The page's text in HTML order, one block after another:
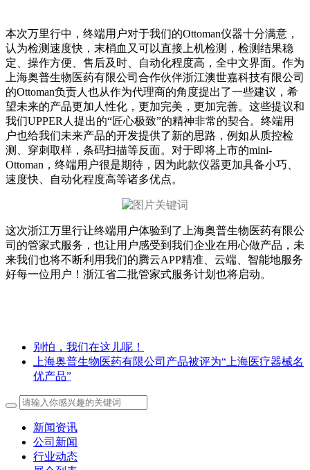
本次万里行中，终端用户对于我们的Ottoman仪器十分满意，
认为检测速度快，末梢血又可以直接上机检测，检测结果稳
定、操作方便、售后及时、自动化程度高，全中文界面。作为
上海奥普生物医药有限公司合作伙伴浙江澳世嘉科技有限公司
的Ottoman负责人也从作为代理商的角度提出了一些建议，希
望未来的产品更加人性化，更加完美，更加完善。这些提议和
我们UPPER人提出的“匠心极致”的精神非常的契合。终端用
户也给我们未来产品的开发提供了新的思路，例如从质控检
测、穿刺取样，条码扫描等反面。对于即将上市的mini-
Ottoman，终端用户很是期待，因为此款仪器更加具备小巧、
速度快、自动化程度高等诸多优点。
这次浙江万里行让终端用户体验到了上海奥普生物医药有限公
司的管家式服务，也让用户感受到我们企业在用心做产品，未
来我们也将不断利用我们的腾云APP精准、云端、智能地服务
好每一位用户！浙江省二批管家式服务计划也将启动。
别怕，我们在这儿呢！
上海奥普生物医药有限公司产品被评为“上海医疗器械名
优产品”
新闻资讯
公司新闻
行业动态